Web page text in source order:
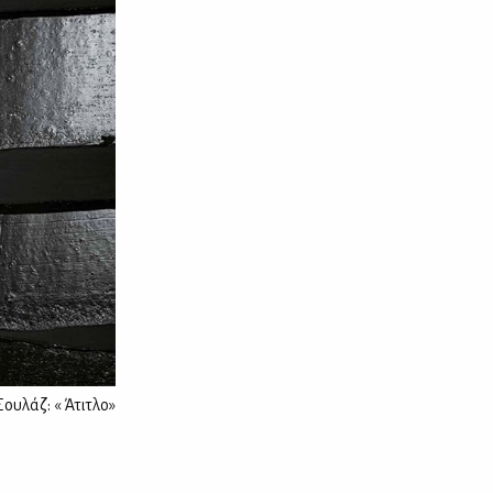
« Άτιτλο»